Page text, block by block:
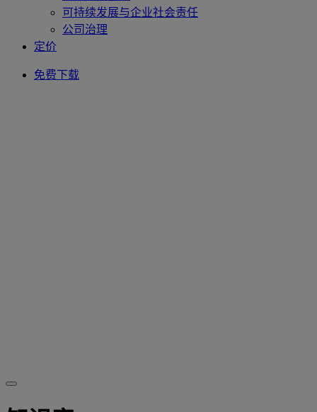
可持续发展与企业社会责任
公司治理
定价
免费下载